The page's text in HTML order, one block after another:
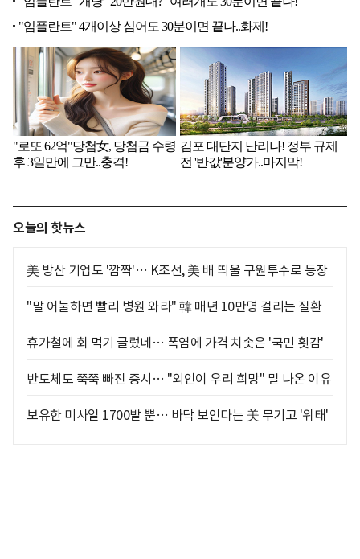
오늘의 핫뉴스
美 방산 기업도 '깜짝'… K조선, 美 배 띄울 구원투수로 등장
"말 어눌하면 빨리 병원 와라" 韓 매년 10만명 걸리는 질환
휴가철에 회 먹기 글렀네… 폭염에 가격 치솟은 '국민 횟감'
반도체도 쭉쭉 빠진 증시… "외인이 우리 희망" 말 나온 이유
보유한 미사일 1700발 뿐… 바닥 보인다는 美 무기고 '위태'